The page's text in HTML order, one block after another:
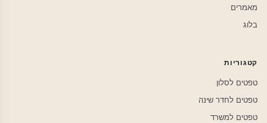
מאמרים
בלוג
קטגוריות
טפטים לסלון
טפטים לחדר שינה
טפטים למשרד